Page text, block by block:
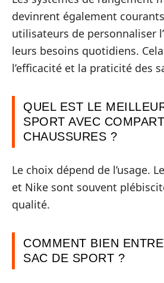
devinrent également
utilisateurs de personnaliser
leurs besoins quotidiens.
l’efficacité et la praticité des
QUEL EST LE
SPORT AVEC
CHAUSSURES ?
Le choix dépend de l’usage.
et Nike sont souvent
qualité.
COMMENT BIEN
SAC DE SPORT ?